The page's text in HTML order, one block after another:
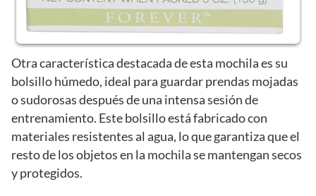
Otra característica destacada de esta mochila es su
bolsillo húmedo, ideal para guardar prendas mojadas
o sudorosas después de una intensa sesión de
entrenamiento. Este bolsillo está fabricado con
materiales resistentes al agua, lo que garantiza que el
resto de los objetos en la mochila se mantengan secos
y protegidos.